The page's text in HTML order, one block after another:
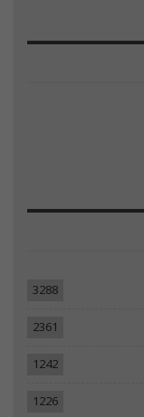
3288
2361
1242
1226